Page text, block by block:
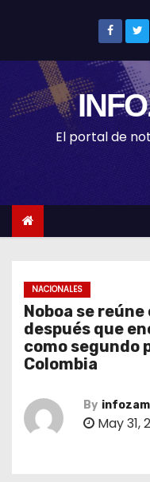
t
e
El portal de
NACIONALES
Noboa se
después que
como segundo
Colombia
By
May 31,